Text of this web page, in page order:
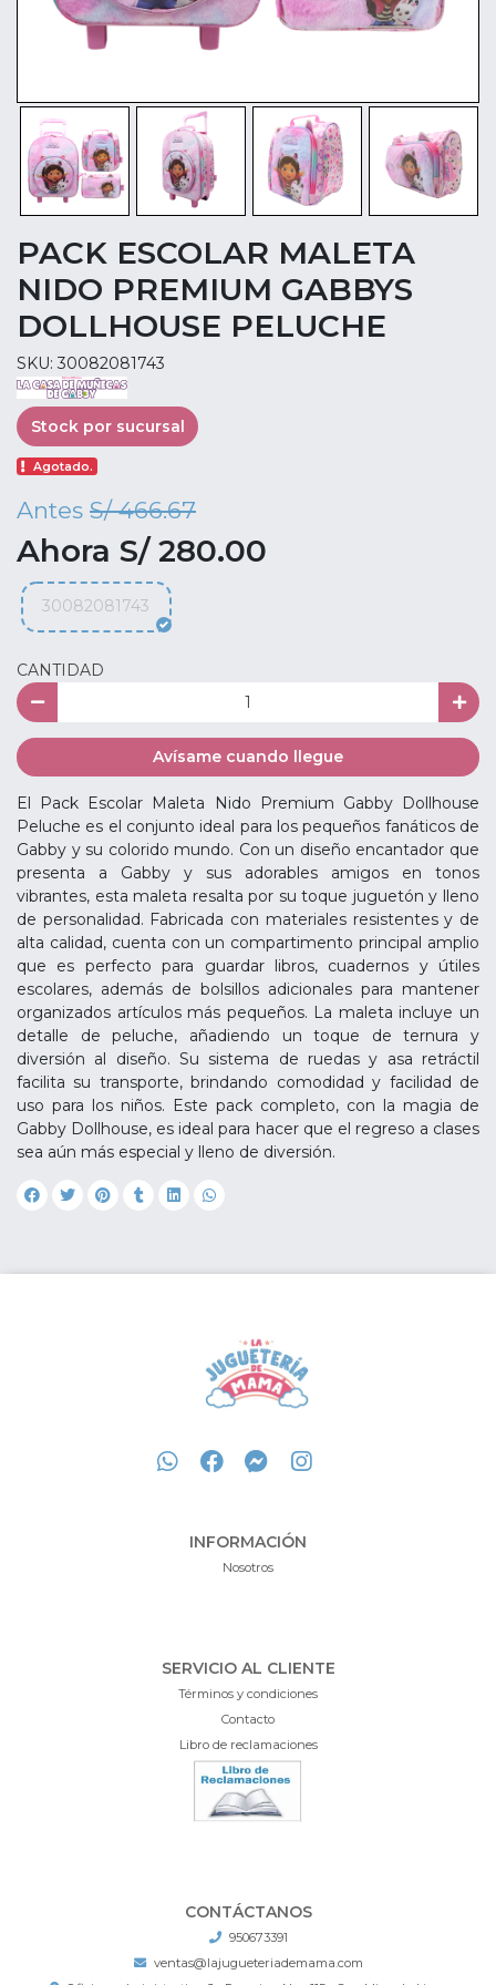
PACK ESCOLAR MALETA
NIDO PREMIUM GABBYS
DOLLHOUSE PELUCHE
SKU: 30082081743
Stock por sucursal
Agotado.
Antes S/ 466.67
Ahora S/ 280.00
30082081743
CANTIDAD
Avísame cuando llegue
El Pack Escolar Maleta Nido Premium Gabby Dollhouse
Peluche es el conjunto ideal para los pequeños fanáticos de
Gabby y su colorido mundo. Con un diseño encantador que
presenta a Gabby y sus adorables amigos en tonos
vibrantes, esta maleta resalta por su toque juguetón y lleno
de personalidad. Fabricada con materiales resistentes y de
alta calidad, cuenta con un compartimento principal amplio
que es perfecto para guardar libros, cuadernos y útiles
escolares, además de bolsillos adicionales para mantener
organizados artículos más pequeños. La maleta incluye un
detalle de peluche, añadiendo un toque de ternura y
diversión al diseño. Su sistema de ruedas y asa retráctil
facilita su transporte, brindando comodidad y facilidad de
uso para los niños. Este pack completo, con la magia de
Gabby Dollhouse, es ideal para hacer que el regreso a clases
sea aún más especial y lleno de diversión.
INFORMACIÓN
Nosotros
SERVICIO AL CLIENTE
Términos y condiciones
Contacto
Libro de reclamaciones
CONTÁCTANOS
950673391
ventas@lajugueteriademama.com